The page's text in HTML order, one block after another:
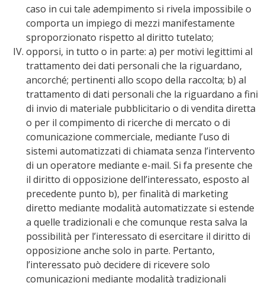
caso in cui tale adempimento si rivela impossibile o
comporta un impiego di mezzi manifestamente
sproporzionato rispetto al diritto tutelato;
opporsi, in tutto o in parte: a) per motivi legittimi al
trattamento dei dati personali che la riguardano,
ancorché; pertinenti allo scopo della raccolta; b) al
trattamento di dati personali che la riguardano a fini
di invio di materiale pubblicitario o di vendita diretta
o per il compimento di ricerche di mercato o di
comunicazione commerciale, mediante l’uso di
sistemi automatizzati di chiamata senza l’intervento
di un operatore mediante e-mail. Si fa presente che
il diritto di opposizione dell’interessato, esposto al
precedente punto b), per finalità di marketing
diretto mediante modalità automatizzate si estende
a quelle tradizionali e che comunque resta salva la
possibilità per l’interessato di esercitare il diritto di
opposizione anche solo in parte. Pertanto,
l’interessato può decidere di ricevere solo
comunicazioni mediante modalità tradizionali